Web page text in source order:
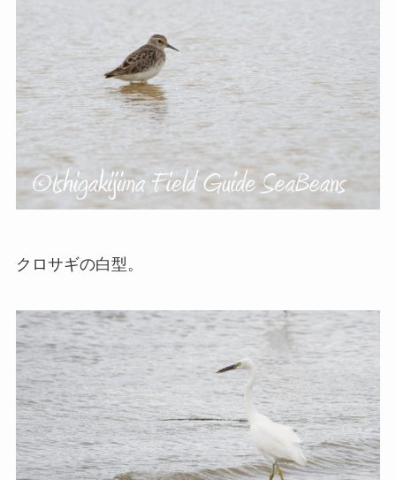
クロサギの白型。